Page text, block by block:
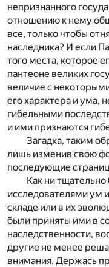
непризнанного
отношению к нему
все, только чтобы
наследника? И если
того места, которое
пантеоне великих
величие с
его характера и ума,
гибельными
и ими признаются
Загадка, таким
лишь изменив свою
последующие
Как ни
исследователями ум
складе или в их
были приняты ими в
наследственности,
другие не менее
внимания. Держась